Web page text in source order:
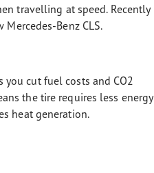
travelling at speed. Recently
Benz CLS.
you cut fuel costs and CO2
the tire requires less energy
heat generation.